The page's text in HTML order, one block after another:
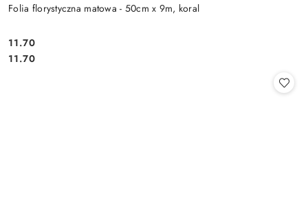
Folia florystyczna matowa - 50cm x 9m, koral
Cena:
11.70
Cena:
11.70